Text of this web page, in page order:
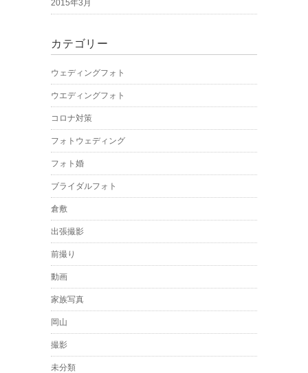
2015年3月
カテゴリー
ウェディングフォト
ウエディングフォト
コロナ対策
フォトウェディング
フォト婚
ブライダルフォト
倉敷
出張撮影
前撮り
動画
家族写真
岡山
撮影
未分類